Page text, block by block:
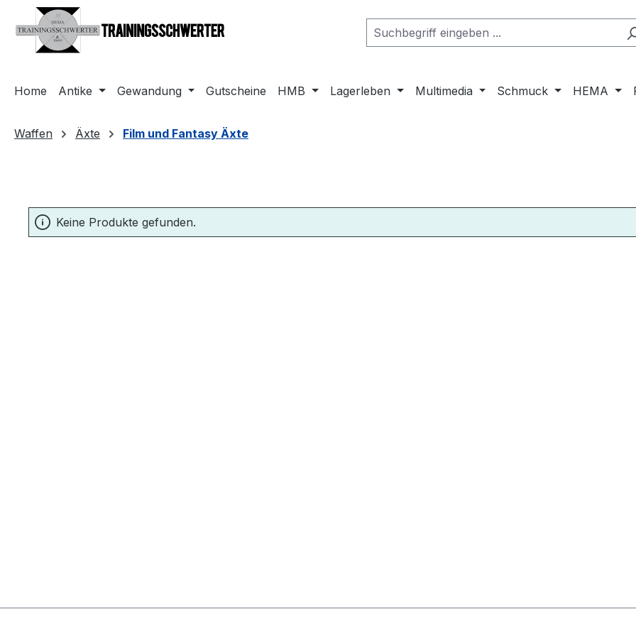
Hauptinhalt springen
Zur Suche springen
Zur Hauptnavigation springen
Home Antike Gewandung Gutscheine HMB Lagerleben Multimedia Schmuck HEMA
Waffen Äxte Film und Fantasy Äxte
Keine Produkte gefunden.